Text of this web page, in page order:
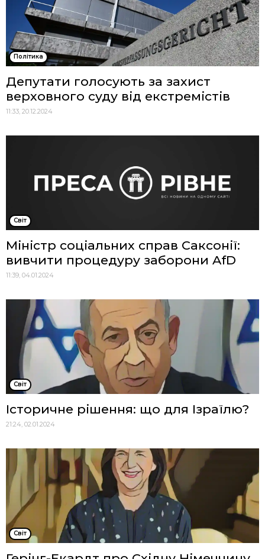
Політика
Депутати голосують за захист
верховного суду від екстремістів
11:33, 20.12.2024
Cвіт
Міністр соціальних справ Саксонії:
вивчити процедуру заборони AfD
11:39, 04.01.2024
Cвіт
Історичне рішення: що для Ізраїлю?
21:24, 02.01.2024
Cвіт